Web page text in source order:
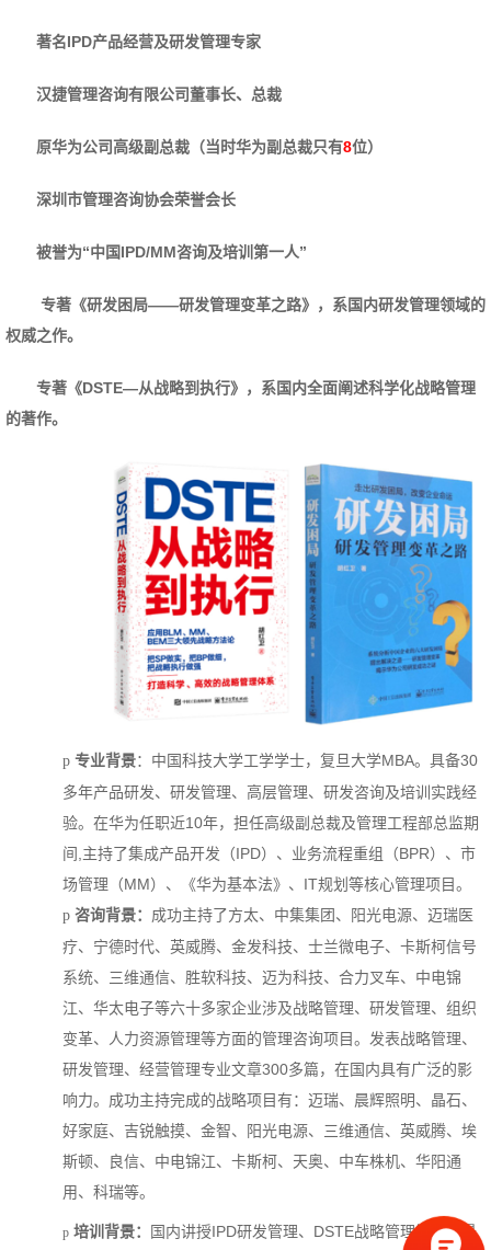
著名IPD产品经营及研发管理专家
汉捷管理咨询有限公司董事长、总裁
原华为公司高级副总裁（当时华为副总裁只有8位）
深圳市管理咨询协会荣誉会长
被誉为“中国IPD/MM咨询及培训第一人”
专著《研发困局——研发管理变革之路》，系国内研发管理领域的
权威之作。
专著《DSTE—从战略到执行》，系国内全面阐述科学化战略管理
的著作。
p 专业背景：中国科技大学工学学士，复旦大学MBA。具备30
多年产品研发、研发管理、高层管理、研发咨询及培训实践经
验。在华为任职近10年，担任高级副总裁及管理工程部总监期
间,主持了集成产品开发（IPD）、业务流程重组（BPR）、市
场管理（MM）、《华为基本法》、IT规划等核心管理项目。
p 咨询背景： 成功主持了方太、中集集团、阳光电源、迈瑞医
疗、宁德时代、英威腾、金发科技、士兰微电子、卡斯柯信号
系统、三维通信、胜软科技、迈为科技、合力叉车、中电锦
江、华太电子等六十多家企业涉及战略管理、研发管理、组织
变革、人力资源管理等方面的管理咨询项目。发表战略管理、
研发管理、经营管理专业文章300多篇，在国内具有广泛的影
响力。成功主持完成的战略项目有：迈瑞、晨辉照明、晶石、
好家庭、吉锐触摸、金智、阳光电源、三维通信、英威腾、埃
斯顿、良信、中电锦江、卡斯柯、天奥、中车株机、华阳通
用、科瑞等。
p 培训背景： 国内讲授IPD研发管理、DSTE战略管理等课程最